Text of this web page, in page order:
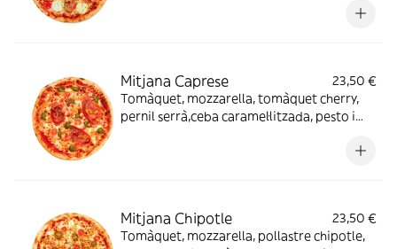
Mitjana Caprese
23,50 €
Tomàquet, mozzarella, tomàquet cherry,
pernil serrà,ceba caramel·litzada, pesto i
Mitjana Chipotle
23,50 €
Tomàquet, mozzarella, pollastre chipotle,